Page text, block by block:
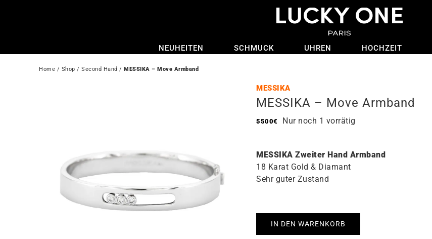
NEUHEITEN SCHMUCK UHREN HOCHZEIT
Home / Shop / Second Hand / MESSIKA – Move Armband
MESSIKA
MESSIKA – Move Armband
5500€ Nur noch 1 vorrätig
MESSIKA Zweiter Hand Armband
18 Karat Gold & Diamant
Sehr guter Zustand
IN DEN WARENKORB